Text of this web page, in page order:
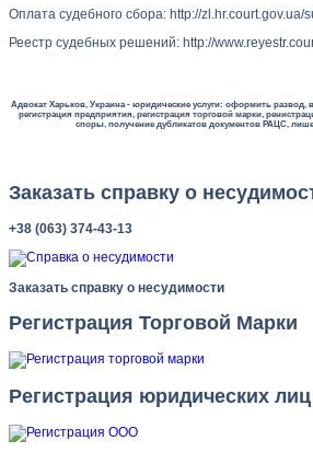
Оплата судебного сбора: http://
Реестр судебных решений: http://
Адвокат Харьков, Украина - юридические услуги: оформить развод,
регистрация предприятия, регистрация торговой марки,
споры, получение дубликатов документов РАЦС,
Заказать справку о
+38 (063) 374-43-13
Заказать справку о несудимости
Регистрация Торговой Марки
Регистрация юридических лиц